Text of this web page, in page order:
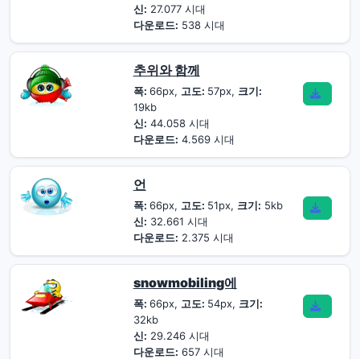
신: 27.077 시대
다운로드: 538 시대
추위와 함께
폭: 66px, 고도: 57px, 크기:
19kb
신: 44.058 시대
다운로드: 4.569 시대
언
폭: 66px, 고도: 51px, 크기: 5kb
신: 32.661 시대
다운로드: 2.375 시대
snowmobiling에
폭: 66px, 고도: 54px, 크기:
32kb
신: 29.246 시대
다운로드: 657 시대